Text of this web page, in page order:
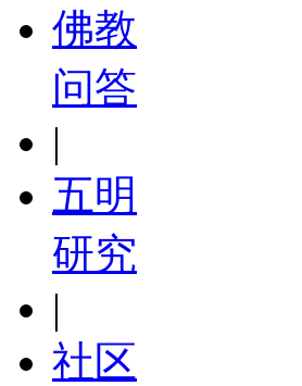
佛教
问答
|
五明
研究
|
社区